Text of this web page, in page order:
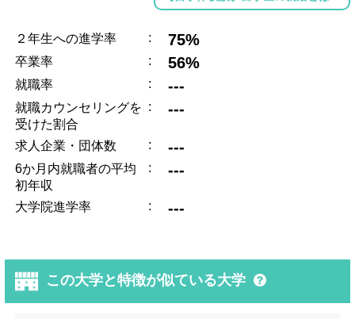
２年生への進学率 : 75%
卒業率 : 56%
就職率 : ---
就職カウンセリングを
受けた割合
: ---
求人企業・団体数 : ---
6か月内就職者の平均
初年収
: ---
大学院進学率 : ---
この大学と特徴が似ている大学